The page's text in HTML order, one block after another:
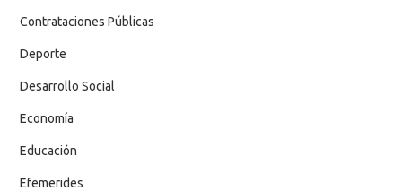
Contrataciones Públicas
Deporte
Desarrollo Social
Economía
Educación
Efemerides